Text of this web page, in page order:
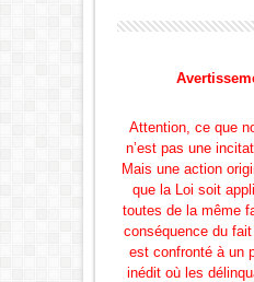
Attention, ce que
n’est pas une
Mais une action
que la Loi soit
toutes de la même
conséquence du
est confronté à un
inédit où les